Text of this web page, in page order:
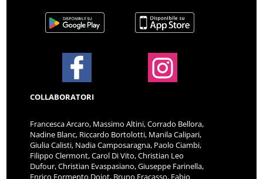
COLLABORATORI
Francesca Arcaro, Massimo Altini, Corrado Bellora,
Nadine Blanc, Riccardo Bortolotti, Manila Calipari,
Giulia Calisti, Nadia Camposaragna, Paolo Ciambi,
Filippo Clermont, Carol Di Vito, Christian Leo
Dufour, Christian Evaspasiano, Giuseppe Farinella,
Enrico Formento Dojot, Bruno Fracasso, Fabio